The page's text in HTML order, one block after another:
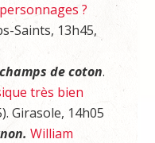
?
Saints, 13h45,
de coton.
très bien
Girasole, 14h05
William